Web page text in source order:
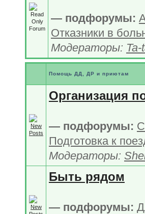
— подфорумы:
Отказники в
Модераторы: Ta-
Помощь ДД, ДР и приютам
Организация
— подфорумы:
Подготовка к
Модераторы:
Быть рядом
— подфорумы: